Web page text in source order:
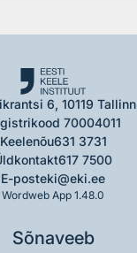
6, 10119 Tallinn
70004011
Keelenõu631 3731
617 7500
E-posteki@eki.ee
Wordweb App 1.48.0
Sõnaveeb